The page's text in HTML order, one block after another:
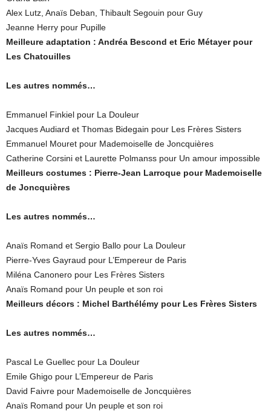
Alex Lutz, Anaïs Deban, Thibault Segouin pour Guy
Jeanne Herry pour Pupille
Meilleure adaptation : Andréa Bescond et Eric Métayer pour
Les Chatouilles
Les autres nommés…
Emmanuel Finkiel pour La Douleur
Jacques Audiard et Thomas Bidegain pour Les Frères Sisters
Emmanuel Mouret pour Mademoiselle de Joncquières
Catherine Corsini et Laurette Polmanss pour Un amour impossible
Meilleurs costumes : Pierre-Jean Larroque pour Mademoiselle
de Joncquières
Les autres nommés…
Anaïs Romand et Sergio Ballo pour La Douleur
Pierre-Yves Gayraud pour L’Empereur de Paris
Miléna Canonero pour Les Frères Sisters
Anaïs Romand pour Un peuple et son roi
Meilleurs décors : Michel Barthélémy pour Les Frères Sisters
Les autres nommés…
Pascal Le Guellec pour La Douleur
Emile Ghigo pour L’Empereur de Paris
David Faivre pour Mademoiselle de Joncquières
Anaïs Romand pour Un peuple et son roi